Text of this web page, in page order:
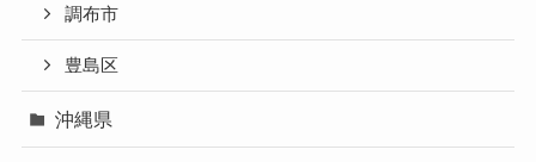
調布市
豊島区
沖縄県